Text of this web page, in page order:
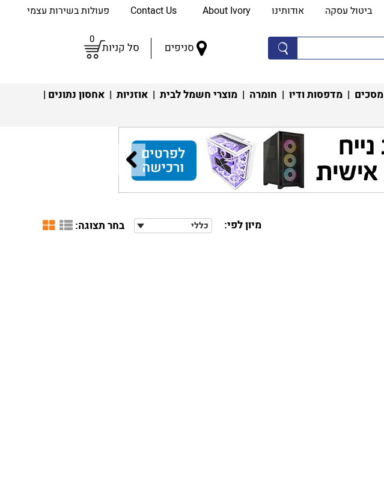
ביטול עסקה אודותינו About Ivory פעולות בשירות עצמי
סניפים סל קניות
0
מסכים | מדפסות ודיו | חומרה | מוצרי חשמל לבית | אוזניות | אחסון נתונים |
מיון לפי: כללי בחר תצוגה: